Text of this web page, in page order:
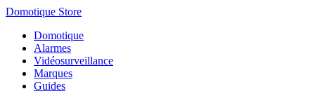
Domotique Store
Domotique
Alarmes
Vidéosurveillance
Marques
Guides